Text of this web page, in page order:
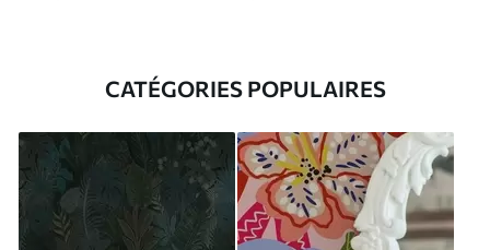
CATÉGORIES POPULAIRES